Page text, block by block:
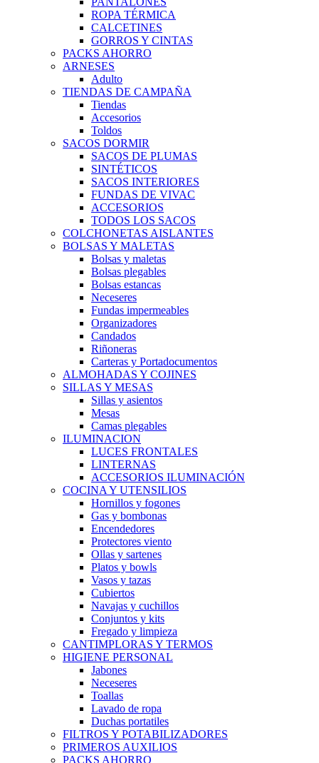
ROPA TÉRMICA
CALCETINES
GORROS Y CINTAS
PACKS AHORRO
ARNESES
Adulto
TIENDAS DE CAMPAÑA
Tiendas
Accesorios
Toldos
SACOS DORMIR
SACOS DE PLUMAS
SINTÉTICOS
SACOS INTERIORES
FUNDAS DE VIVAC
ACCESORIOS
TODOS LOS SACOS
COLCHONETAS AISLANTES
BOLSAS Y MALETAS
Bolsas y maletas
Bolsas plegables
Bolsas estancas
Neceseres
Fundas impermeables
Organizadores
Candados
Riñoneras
Carteras y Portadocumentos
ALMOHADAS Y COJINES
SILLAS Y MESAS
Sillas y asientos
Mesas
Camas plegables
ILUMINACION
LUCES FRONTALES
LINTERNAS
ACCESORIOS ILUMINACIÓN
COCINA Y UTENSILIOS
Hornillos y fogones
Gas y bombonas
Encendedores
Protectores viento
Ollas y sartenes
Platos y bowls
Vasos y tazas
Cubiertos
Navajas y cuchillos
Conjuntos y kits
Fregado y limpieza
CANTIMPLORAS Y TERMOS
HIGIENE PERSONAL
Jabones
Neceseres
Toallas
Lavado de ropa
Duchas portatiles
FILTROS Y POTABILIZADORES
PRIMEROS AUXILIOS
PACKS AHORRO